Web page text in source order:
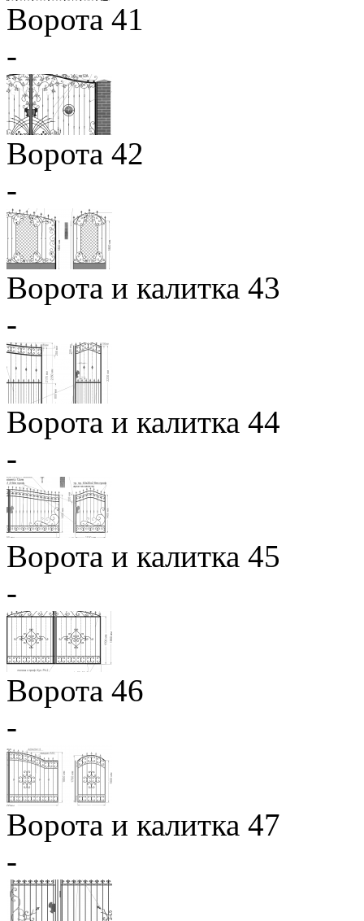
Ворота 41
-
Ворота 42
-
Ворота и калитка 43
-
Ворота и калитка 44
-
Ворота и калитка 45
-
Ворота 46
-
Ворота и калитка 47
-